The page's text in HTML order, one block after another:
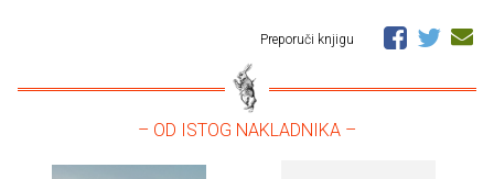
Preporuči knjigu
– OD ISTOG NAKLADNIKA –